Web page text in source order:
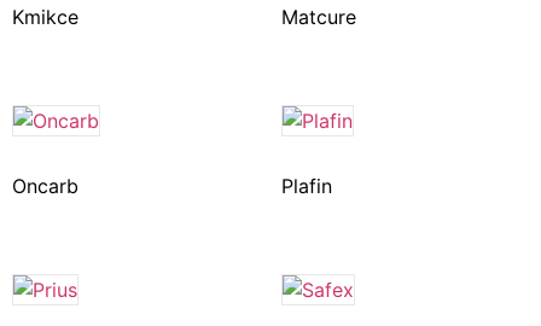
Kmikce Matcure
Oncarb Plafin